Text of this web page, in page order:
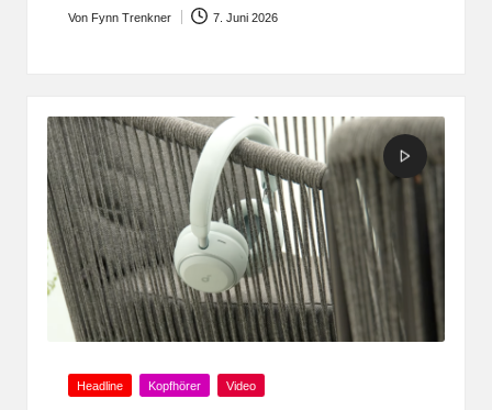
Posted
Von Fynn Trenkner 7. Juni 2026
Posted
Headline Kopfhörer Video